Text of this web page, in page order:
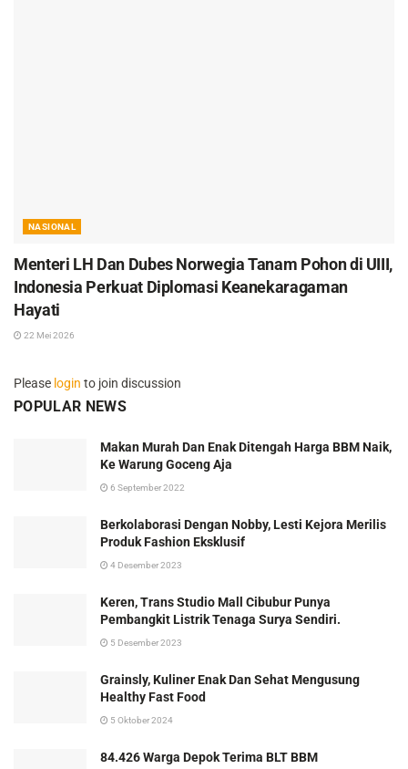
NASIONAL
Menteri LH Dan Dubes Norwegia Tanam Pohon di UIII,
Indonesia Perkuat Diplomasi Keanekaragaman
Hayati
22 Mei 2026
Please login to join discussion
POPULAR NEWS
Makan Murah Dan Enak Ditengah Harga BBM Naik,
Ke Warung Goceng Aja
6 September 2022
Berkolaborasi Dengan Nobby, Lesti Kejora Merilis
Produk Fashion Eksklusif
4 Desember 2023
Keren, Trans Studio Mall Cibubur Punya
Pembangkit Listrik Tenaga Surya Sendiri.
5 Desember 2023
Grainsly, Kuliner Enak Dan Sehat Mengusung
Healthy Fast Food
5 Oktober 2024
84.426 Warga Depok Terima BLT BBM